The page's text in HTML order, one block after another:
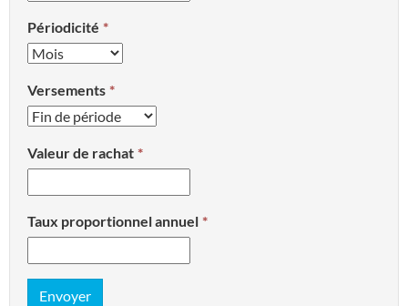
Périodicité
Versements
Valeur de rachat
Taux proportionnel annuel
Envoyer